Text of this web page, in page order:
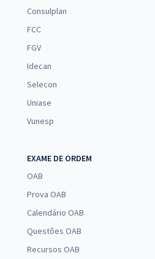
Consulplan
FCC
FGV
Idecan
Selecon
Uniase
Vunesp
EXAME DE ORDEM
OAB
Prova OAB
Calendário OAB
Questões OAB
Recursos OAB